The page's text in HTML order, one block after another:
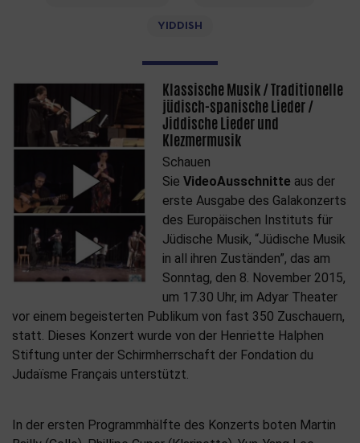
YIDDISH
Klassische Musik / Traditionelle
jüdisch-spanische Lieder /
Jiddische Lieder und
Klezmermusik
Schauen
SieVideoAusschnitte aus der
erste Ausgabe des Galakonzerts
des Europäischen Instituts für
Jüdische Musik, “Jüdische Musik
in all ihren Zuständen”, das am
Sonntag, den 8. November 2015,
um 17.30 Uhr, im Adyar Theater
vor einem begeisterten Publikum von fast 350 Zuschauern,
statt. Dieses Konzert wurde von der Henriette Halphen
Stiftung unter der Schirmherrschaft der Fondation du
Judaïsme Français unterstützt.
In der ersten Programmhälfte des Konzerts boten Martin